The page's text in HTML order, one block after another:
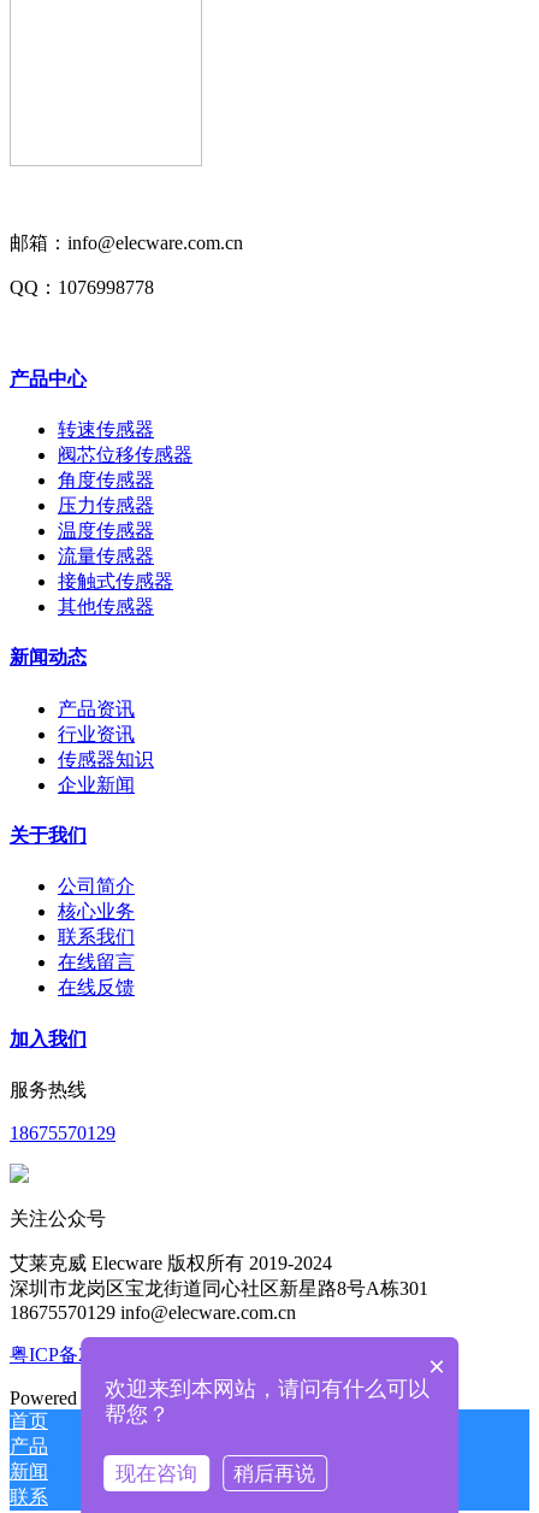
邮箱：info@elecware.com.cn
QQ：1076998778
产品中心
转速传感器
阀芯位移传感器
角度传感器
压力传感器
温度传感器
流量传感器
接触式传感器
其他传感器
新闻动态
产品资讯
行业资讯
传感器知识
企业新闻
关于我们
公司简介
核心业务
联系我们
在线留言
在线反馈
加入我们
服务热线
18675570129
关注公众号
艾莱克威 Elecware 版权所有 2019-2024
深圳市龙岗区宝龙街道同心社区新星路8号A栋301
18675570129 info@elecware.com.cn
粤ICP备2024201855号
Powered byMetInfo 8.1©2008-2026mituo.cn
首页
产品
新闻
联系
×
欢迎来到本网站，请问有什么可以
帮您？
现在咨询 稍后再说